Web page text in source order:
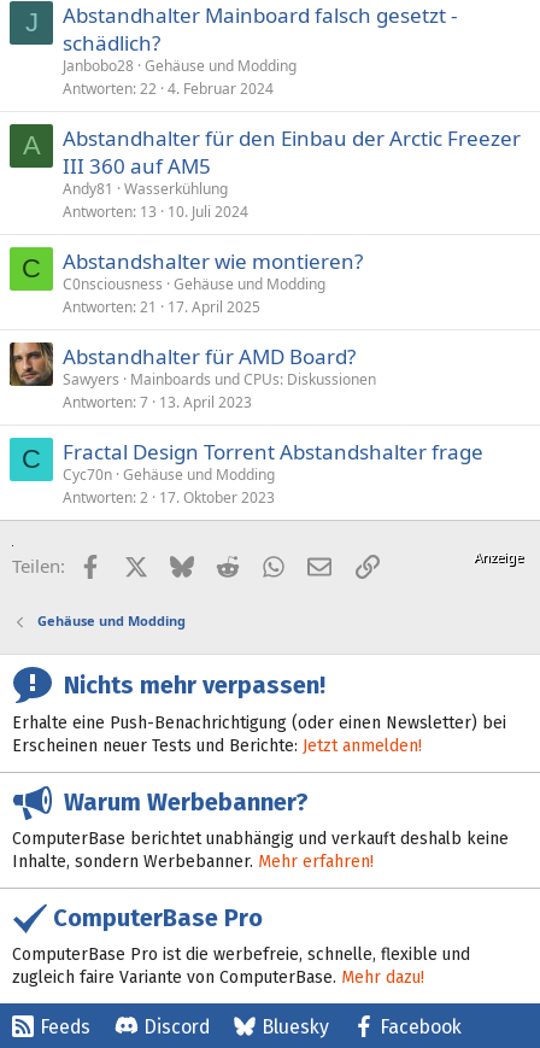
J
Abstandhalter Mainboard falsch gesetzt -
schädlich?
Janbobo28 Gehäuse und Modding
Antworten 22 4. Februar 2024
A
Abstandhalter für den Einbau der Arctic Freezer
III 360 auf AM5
Andy81
Wasserkühlung
Antworten 13 10. Juli 2024
C Abstandshalter wie montieren?
C0nsciousness Gehäuse und Modding
Antworten 21 17. April 2025
Abstandhalter für AMD Board?
Sawyers
Mainboards und CPUs: Diskussionen
Antworten 7 13. April 2023
C Fractal Design Torrent Abstandshalter frage
Cyc70n Gehäuse und Modding
Antworten 2 17. Oktober 2023
Teilen: FacebookX (Twitter)
BlueskyRedditWhatsApp
E-MailLink
Gehäuse und Modding
Nichts mehr verpassen!
Erhalte eine Push-Benachrichtigung (oder einen Newsletter) bei
Erscheinen neuer Tests und Berichte: Jetzt anmelden!
Warum Werbebanner?
ComputerBase berichtet unabhängig und verkauft deshalb keine
Inhalte, sondern Werbebanner. Mehr erfahren!
ComputerBase Pro
ComputerBase Pro ist die werbefreie, schnelle, flexible und
zugleich faire Variante von ComputerBase. Mehr dazu!
Feeds Discord Bluesky Facebook